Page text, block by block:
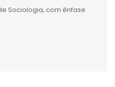
Sociologia, com ênfase